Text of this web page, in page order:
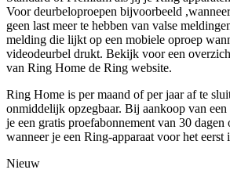
Voor deurbeloproepen bijvoorbeeld
geen last meer te hebben van valse
melding die lijkt op een mobiele oproep
videodeurbel drukt. Bekijk voor een
van Ring Home de Ring website.
Ring Home is per maand of per jaar af te
onmiddelijk opzegbaar. Bij aankoop van
je een gratis proefabonnement van 30
wanneer je een Ring-apparaat voor het eerst
Nieuw